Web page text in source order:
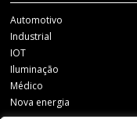
Automotivo
Industrial
IOT
Iluminação
Médico
Nova energia